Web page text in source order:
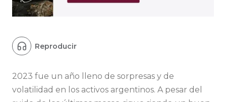
Reproducir
2023 fue un año lleno de sorpresas y de
volatilidad en los activos argentinos. A pesar del